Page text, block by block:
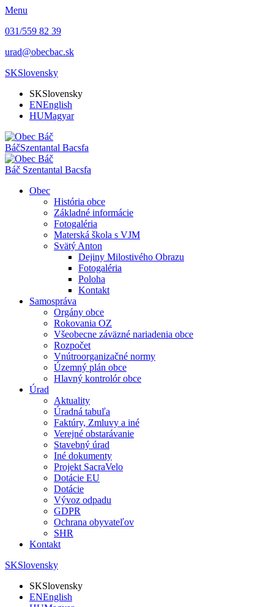
Menu
031/559 82 39
urad@obecbac.sk
SKSlovensky
SKSlovensky
ENEnglish
HUMagyar
BáčSzentantal Bacsfa
Báč Szentantal Bacsfa
Obec
História obce
Základné informácie
Fotogaléria
Materská škola s VJM
Svätý Anton
Dejiny Milostivého Obrazu
Fotogaléria
Poloha
Kontakt
Samospráva
Orgány obce
Rokovania OZ
Všeobecne záväzné nariadenia obce
Rozpočet
Vnútroorganizačné normy
Územný plán obce
Hlavný kontrolór obce
Úrad
Aktuality
Úradná tabuľa
Faktúry, Zmluvy a iné
Verejné obstarávanie
Stavebný úrad
Iné dokumenty
Projekt SacraVelo
Dotácie EU
Dotácie
Vývoz odpadu
GDPR
Ochrana obyvateľov
SHR
Kontakt
SKSlovensky
SKSlovensky
ENEnglish